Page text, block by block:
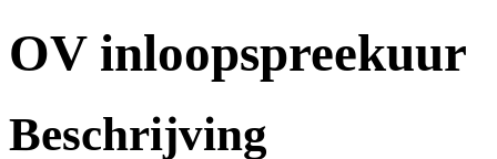
OV inloopspreekuur
Beschrijving